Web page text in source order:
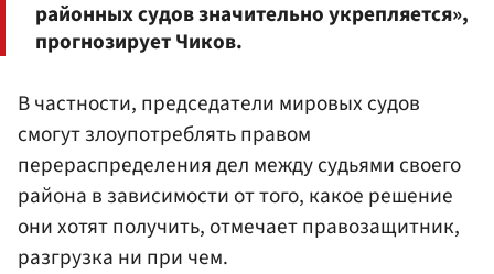
районных судов значительно укрепляется»,
прогнозирует Чиков.
В частности, председатели мировых судов
смогут злоупотреблять правом
перераспределения дел между судьями своего
района в зависимости от того, какое решение
они хотят получить, отмечает правозащитник,
разгрузка ни при чем.